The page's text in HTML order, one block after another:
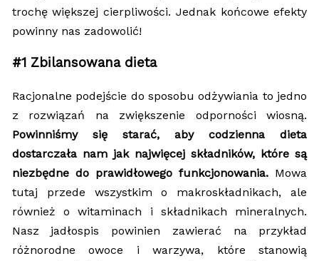
trochę większej cierpliwości. Jednak końcowe efekty
powinny nas zadowolić!
#1 Zbilansowana dieta
Racjonalne podejście do sposobu odżywiania to jedno
z rozwiązań na zwiększenie odporności wiosną.
Powinniśmy się starać, aby codzienna dieta
dostarczała nam jak najwięcej składników, które są
niezbędne do prawidłowego funkcjonowania. Mowa
tutaj przede wszystkim o makroskładnikach, ale
również o witaminach i składnikach mineralnych.
Nasz jadłospis powinien zawierać na przykład
różnorodne owoce i warzywa, które stanowią